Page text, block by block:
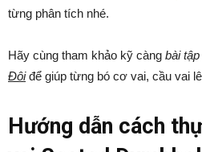
từng phân tích nhé.
Hãy cùng tham khảo kỹ càng bài
Đôiđể giúp từng bó cơ vai, cầu vai
Hướng dẫn cách